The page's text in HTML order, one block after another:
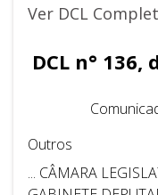
Ver DCL
DCL n° 136,
Outros
... CÂMARA